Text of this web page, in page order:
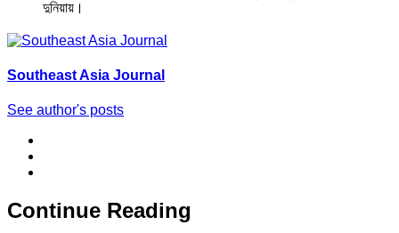
দুনিয়ায়।
Southeast Asia Journal
See author's posts
Continue Reading